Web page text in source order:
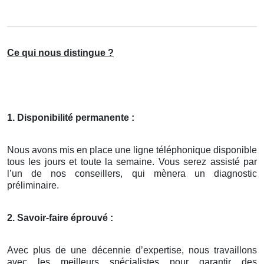
Ce qui nous distingue ?
1. Disponibilité permanente :
Nous avons mis en place une ligne téléphonique disponible
tous les jours et toute la semaine. Vous serez assisté par
l’un de nos conseillers, qui mènera un diagnostic
préliminaire.
2. Savoir-faire éprouvé :
Avec plus de une décennie d’expertise, nous travaillons